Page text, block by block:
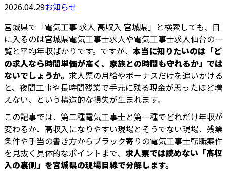
2026.04.29お知らせ
宮城県で「電気工事 求人 高収入 宮城県」と検索しても、目
に入るのは宮城県電気工事士求人や電気工事士求人仙台の一
覧と平均年収ばかりです。ですが、 本当に知りたいのは「ど
の求人なら時間単価が高く、家族との時間も守れるか」では
ないでしょうか。 求人票の月給やボーナスだけを追いかける
と、夜間工事や長時間残業で手元に残る現金が思ったほど増
えない、という構造的な損失が生まれます。
この記事では、第二種電気工事士と第一種でどれだけ年収が
変わるか、高収入になりやすい現場とそうでない現場、残業
条件や手当の書き方からブラック寄りの電気工事士転職案件
を見抜く具体的なポイントまで、 求人票では読めない「高収
入の裏側」を宮城県の現場目線で分解します。